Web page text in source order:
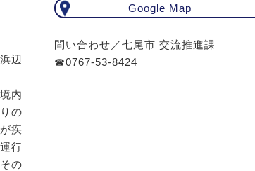
辺
内
の
疾
行
の
Google Map
問い合わせ／七尾市 交流推進課
☎0767-53-8424